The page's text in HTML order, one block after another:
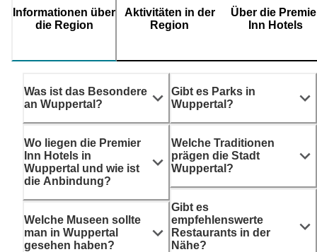
Informationen über
die Region
Aktivitäten in der
Region
Über die
Inn Hotels
Was ist das Besondere
an Wuppertal?
Wo liegen die Premier
Inn Hotels in
Wuppertal und wie ist
die Anbindung?
Welche Museen sollte
man in Wuppertal
gesehen haben?
Gibt es Parks in
Wuppertal?
Welche Traditionen
prägen die Stadt
Wuppertal?
Gibt es
empfehlenswerte
Restaurants in der
Nähe?